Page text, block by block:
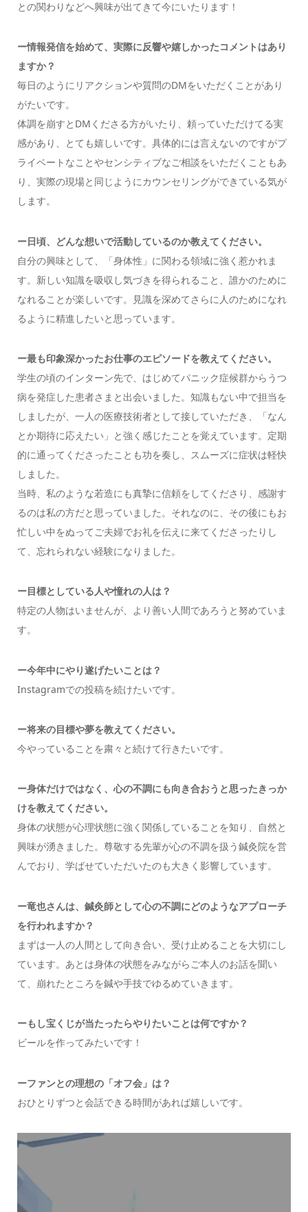
との関わりなどへ興味が出てきて今にいたります！
ー情報発信を始めて、実際に反響や嬉しかったコメントはあり
ますか？
毎日のようにリアクションや質問のDMをいただくことがあり
がたいです。
体調を崩すとDMくださる方がいたり、頼っていただけてる実
感があり、とても嬉しいです。具体的には言えないのですがプ
ライベートなことやセンシティブなご相談をいただくこともあ
り、実際の現場と同じようにカウンセリングができている気が
します。
ー日頃、どんな想いで活動しているのか教えてください。
自分の興味として、「身体性」に関わる領域に強く惹かれま
す。新しい知識を吸収し気づきを得られること、誰かのために
なれることが楽しいです。見識を深めてさらに人のためになれ
るように精進したいと思っています。
ー最も印象深かったお仕事のエピソードを教えてください。
学生の頃のインターン先で、はじめてパニック症候群からうつ
病を発症した患者さまと出会いました。知識もない中で担当を
しましたが、一人の医療技術者として接していただき、「なん
とか期待に応えたい」と強く感じたことを覚えています。定期
的に通ってくださったことも功を奏し、スムーズに症状は軽快
しました。
当時、私のような若造にも真摯に信頼をしてくださり、感謝す
るのは私の方だと思っていました。それなのに、その後にもお
忙しい中をぬってご夫婦でお礼を伝えに来てくださったりし
て、忘れられない経験になりました。
ー目標としている人や憧れの人は？
特定の人物はいませんが、より善い人間であろうと努めていま
す。
ー今年中にやり遂げたいことは？
Instagramでの投稿を続けたいです。
ー将来の目標や夢を教えてください。
今やっていることを粛々と続けて行きたいです。
ー身体だけではなく、心の不調にも向き合おうと思ったきっか
けを教えてください。
身体の状態が心理状態に強く関係していることを知り、自然と
興味が湧きました。尊敬する先輩が心の不調を扱う鍼灸院を営
んでおり、学ばせていただいたのも大きく影響しています。
ー竜也さんは、鍼灸師として心の不調にどのようなアプローチ
を行われますか？
まずは一人の人間として向き合い、受け止めることを大切にし
ています。あとは身体の状態をみながらご本人のお話を聞い
て、崩れたところを鍼や手技でゆるめていきます。
ーもし宝くじが当たったらやりたいことは何ですか？
ビールを作ってみたいです！
ーファンとの理想の「オフ会」は？
おひとりずつと会話できる時間があれば嬉しいです。